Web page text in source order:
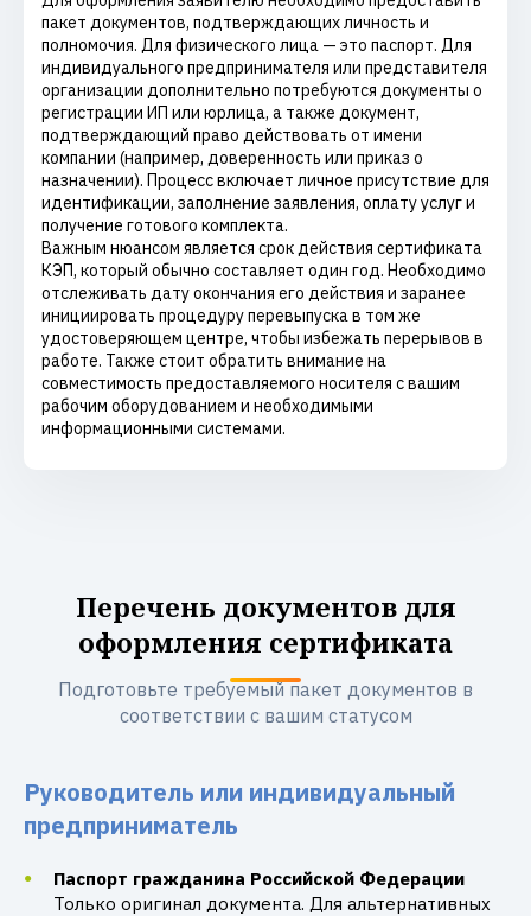
пакет документов, подтверждающих личность и
полномочия. Для физического лица — это паспорт. Для
индивидуального предпринимателя или представителя
организации дополнительно потребуются документы о
регистрации ИП или юрлица, а также документ,
подтверждающий право действовать от имени
компании (например, доверенность или приказ о
назначении). Процесс включает личное присутствие для
идентификации, заполнение заявления, оплату услуг и
получение готового комплекта.
Важным нюансом является срок действия сертификата
КЭП, который обычно составляет один год. Необходимо
отслеживать дату окончания его действия и заранее
инициировать процедуру перевыпуска в том же
удостоверяющем центре, чтобы избежать перерывов в
работе. Также стоит обратить внимание на
совместимость предоставляемого носителя с вашим
рабочим оборудованием и необходимыми
информационными системами.
Перечень документов для
оформления сертификата
Подготовьте требуемый пакет документов в
соответствии с вашим статусом
Руководитель или индивидуальный
предприниматель
Паспорт гражданина Российской Федерации
Только оригинал документа. Для альтернативных